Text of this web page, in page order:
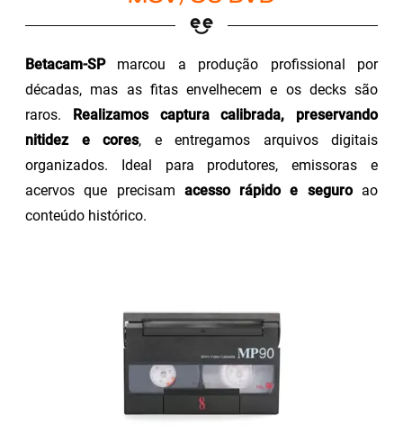
Betacam-SPmarcou a produção profissional por
décadas, mas as fitas envelhecem e os decks são
raros.
Realizamos captura calibrada, preservando
nitidez e cores, e entregamos arquivos digitais
organizados. Ideal para produtores, emissoras e
acervos que precisam acesso rápido e seguroao
conteúdo histórico.